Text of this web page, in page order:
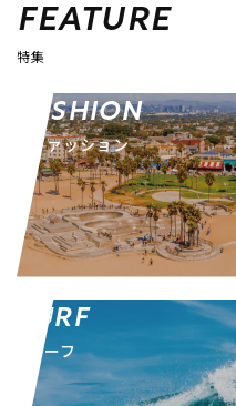
FEATURE
特集
FASHION
ファッション
SURF
サーフ